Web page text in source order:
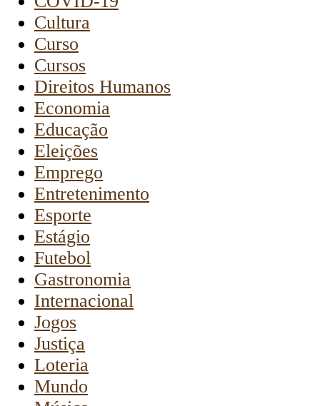
Cultura
Curso
Cursos
Direitos Humanos
Economia
Educação
Eleições
Emprego
Entretenimento
Esporte
Estágio
Futebol
Gastronomia
Internacional
Jogos
Justiça
Loteria
Mundo